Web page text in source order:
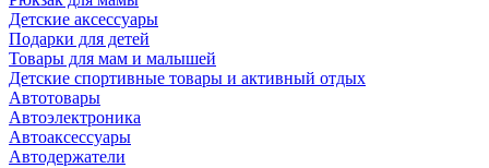
Детские аксессуары
Подарки для детей
Товары для мам и малышей
Детские спортивные товары и активный отдых
Автотовары
Автоэлектроника
Автоаксессуары
Автодержатели